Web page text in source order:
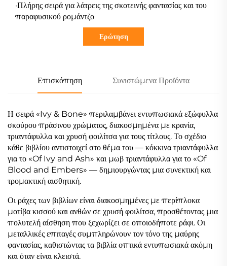
·Πλήρης σειρά για λάτρεις της σκοτεινής φαντασίας και του
παραφυσικού ρομάντζο
Ερώτηση
Επισκόπηση Συνιστώμενα Προϊόντα
Η σειρά «Ivy & Bone» περιλαμβάνει εντυπωσιακά εξώφυλλα
σκούρου πράσινου χρώματος, διακοσμημένα με κρανία,
τριαντάφυλλα και χρυσή φοιλίτσα για τους τίτλους. Το σχέδιο
κάθε βιβλίου αντιστοιχεί στο θέμα του — κόκκινα τριαντάφυλλα
για το «Of Ivy and Ash» και μωβ τριαντάφυλλα για το «Of
Blood and Embers» — δημιουργώντας μια συνεκτική και
τρομακτική αισθητική.
Οι ράχες των βιβλίων είναι διακοσμημένες με περίπλοκα
μοτίβα κισσού και ανθών σε χρυσή φοιλίτσα, προσθέτοντας μια
πολυτελή αίσθηση που ξεχωρίζει σε οποιοδήποτε ράφι. Οι
μεταλλικές επιταγές συμπληρώνουν τον τόνο της μαύρης
φαντασίας, καθιστώντας τα βιβλία οπτικά εντυπωσιακά ακόμη
και όταν είναι κλειστά.